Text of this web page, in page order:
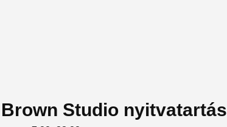
Studio nyitvatartás